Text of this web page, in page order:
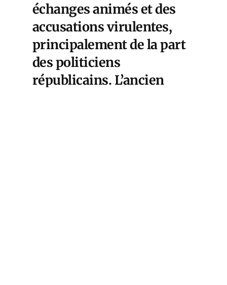
échanges animés et des
accusations virulentes,
principalement de la part
des politiciens
républicains. L’ancien